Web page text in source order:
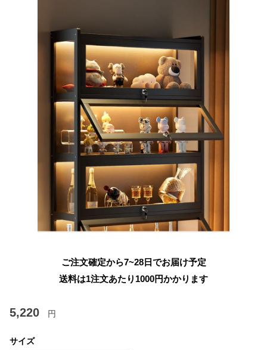
ご注文確定から7~28日でお届け予定
送料は1注文あたり 1000円かかります
5,220 円
サイズ